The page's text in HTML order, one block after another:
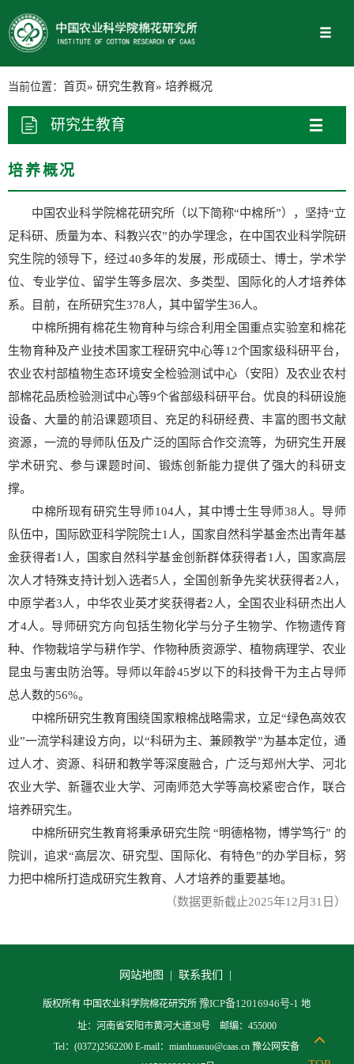
当前位置： 首页» 研究生教育» 培养概况
研究生教育
培养概况
中国农业科学院棉花研究所（以下简称“中棉所”），坚持“立
足科研、质量为本、科教兴农”的办学理念，在中国农业科学院研
究生院的领导下，经过40多年的发展，形成硕士、博士，学术学
位、专业学位、留学生等多层次、多类型、国际化的人才培养体
系。目前，在所研究生378人，其中留学生36人。
中棉所拥有棉花生物育种与综合利用全国重点实验室和棉花
生物育种及产业技术国家工程研究中心等12个国家级科研平台，
农业农村部植物生态环境安全检验测试中心（安阳）及农业农村
部棉花品质检验测试中心等9个省部级科研平台。优良的科研设施
设备、大量的前沿课题项目、充足的科研经费、丰富的图书文献
资源，一流的导师队伍及广泛的国际合作交流等，为研究生开展
学术研究、参与课题时间、锻炼创新能力提供了强大的科研支
撑。
中棉所现有研究生导师104人，其中博士生导师38人。导师
队伍中，国际欧亚科学院院士1人，国家自然科学基金杰出青年基
金获得者1人，国家自然科学基金创新群体获得者1人，国家高层
次人才特殊支持计划入选者5人，全国创新争先奖状获得者2人，
中原学者3人，中华农业英才奖获得者2人，全国农业科研杰出人
才4人。导师研究方向包括生物化学与分子生物学、作物遗传育
种、作物栽培学与耕作学、作物种质资源学、植物病理学、农业
昆虫与害虫防治等。导师以年龄45岁以下的科技骨干为主占导师
总人数的56%。
中棉所研究生教育围绕国家粮棉战略需求，立足“绿色高效农
业”一流学科建设方向，以“科研为主、兼顾教学”为基本定位，通
过人才、资源、科研和教学等深度融合，广泛与郑州大学、河北
农业大学、新疆农业大学、河南师范大学等高校紧密合作，联合
培养研究生。
中棉所研究生教育将秉承研究生院 “明德格物，博学笃行” 的
院训，追求“高层次、研究型、国际化、有特色”的办学目标，努
力把中棉所打造成研究生教育、人才培养的重要基地。
（数据更新截止2025年12月31日）
网站地图 | 联系我们 |
版权所有 中国农业科学院棉花研究所豫ICP备12016946号-1 地
址：河南省安阳市黄河大道38号 邮编：455000
Tel：(0372)2562200 E-mail：mianhuasuo@caas.cn 豫公网安备